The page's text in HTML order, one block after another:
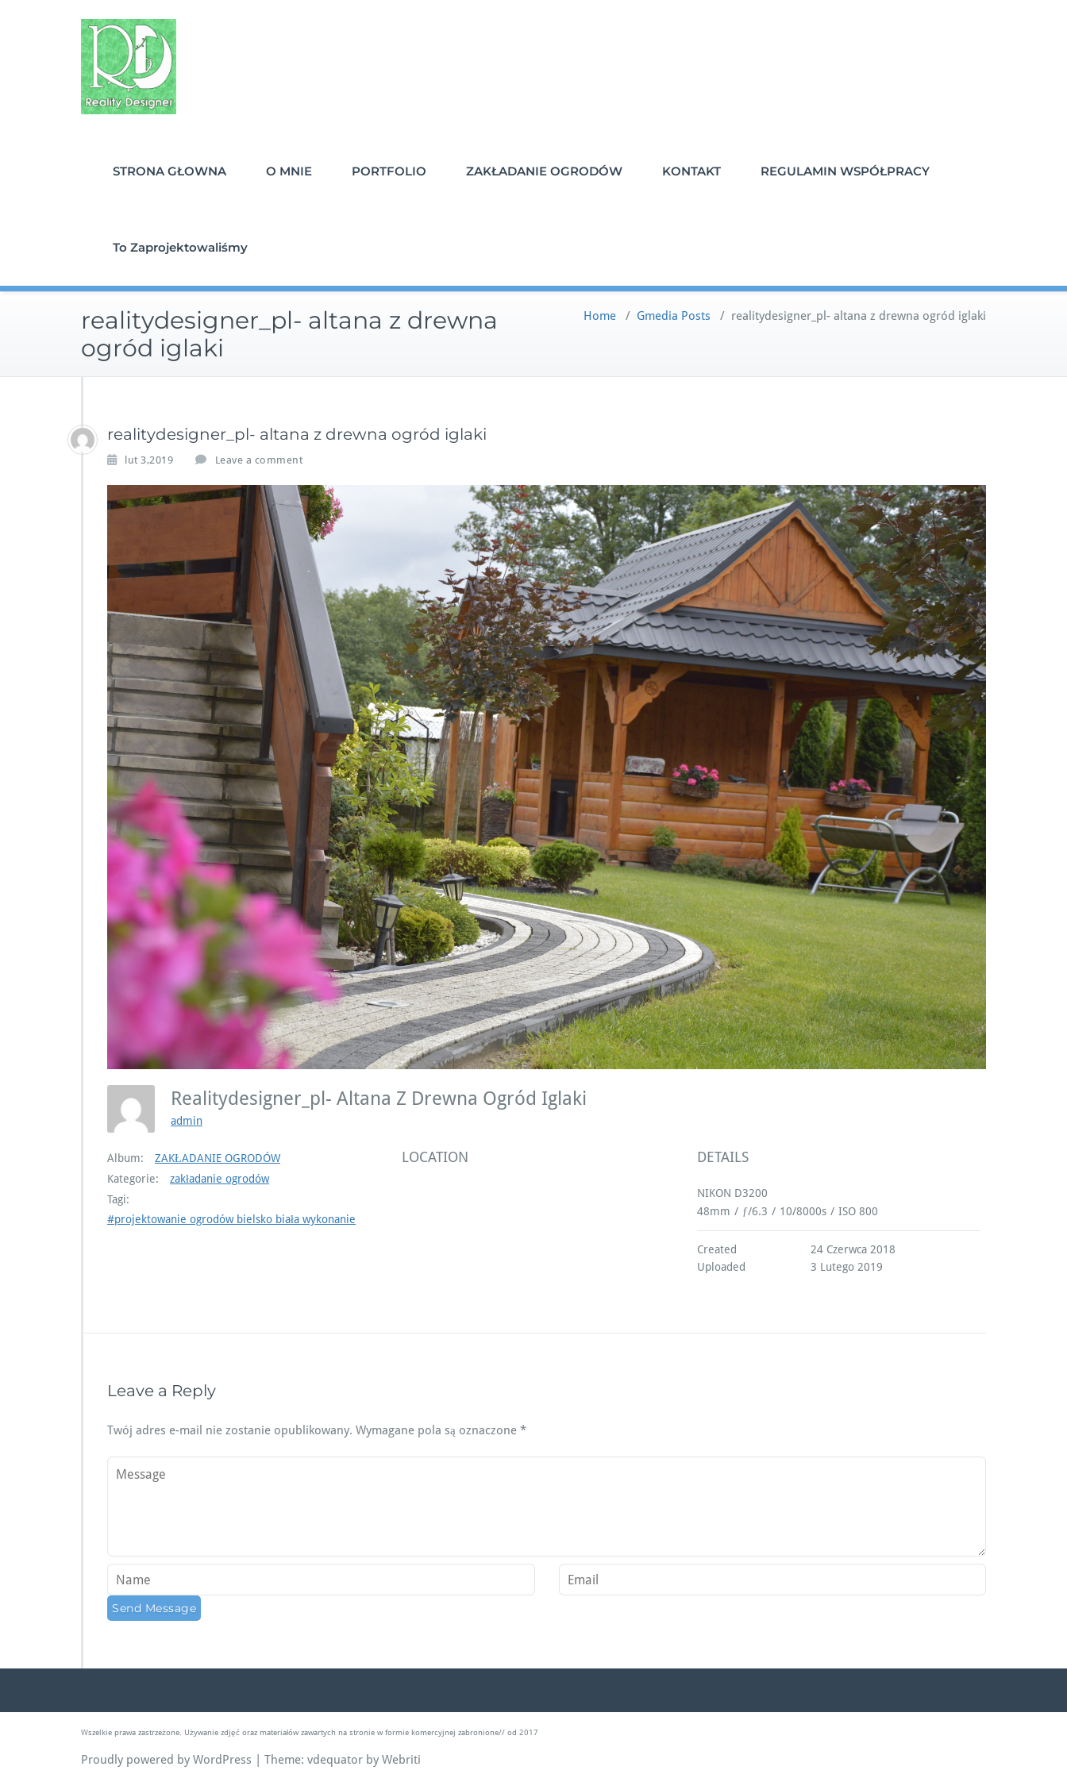
STRONA GŁOWNA O MNIE PORTFOLIO ZAKŁADANIE OGRODÓW KONTAKT REGULAMIN WSPÓŁPRACY
To Zaprojektowaliśmy
realitydesigner_pl- altana z drewna
ogród iglaki
Home / Gmedia Posts / realitydesigner_pl- altana z drewna ogród iglaki
realitydesigner_pl- altana z drewna ogród iglaki
lut 3,2019 Leave a comment
Realitydesigner_pl- Altana Z Drewna Ogród Iglaki
admin
Album:
ZAKŁADANIE OGRODÓW
Kategorie:
zakładanie ogrodów
Tagi:
#projektowanie ogrodów bielsko biała wykonanie
LOCATION DETAILS
NIKON D3200
48mm / ƒ/6.3 / 10/8000s / ISO 800
Created
24 Czerwca 2018
Uploaded
3 Lutego 2019
Leave a Reply
Twój adres e-mail nie zostanie opublikowany. Wymagane pola są oznaczone *
Wszelkie prawa zastrzeżone. Używanie zdjęć oraz materiałów zawartych na stronie w formie komercyjnej zabronione// od 2017
Proudly powered by WordPress | Theme: vdequator by Webriti